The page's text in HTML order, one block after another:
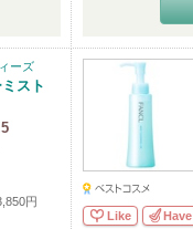
ーズ
スト
円
Like Have